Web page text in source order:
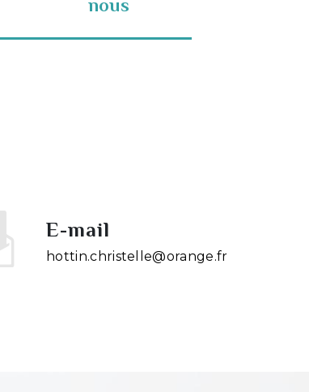
nous
E-mail
hottin.christelle@orange.fr